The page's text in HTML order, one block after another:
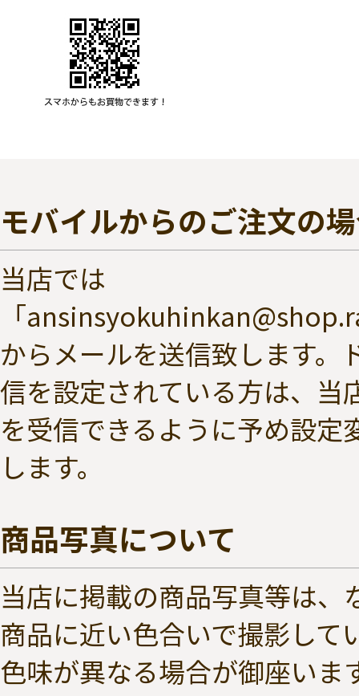
モバイルからのご注文の
当店では
「
からメールを送信致します。
信を設定されている方は、当
を受信できるように予め設定
します。
商品写真について
当店に掲載の商品写真等は、
商品に近い色合いで撮影して
色味が異なる場合が御座いま